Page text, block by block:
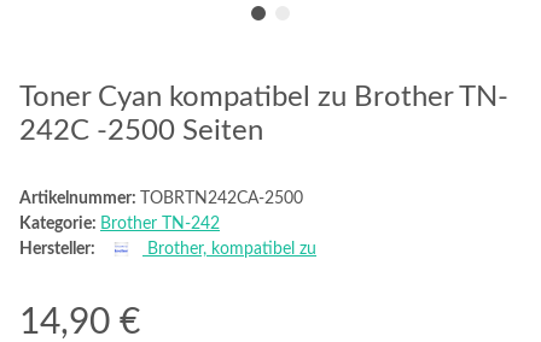
Toner Cyan kompatibel zu Brother TN-
242C -2500 Seiten
Artikelnummer:
TOBRTN242CA-2500
Kategorie: Brother TN-242
Hersteller:
Brother, kompatibel zu
14,90 €